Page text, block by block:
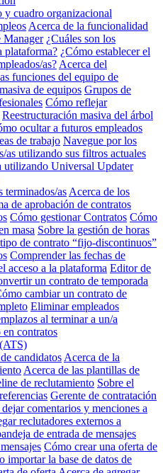
y cuadro organizacional
Acerca de la funcionalidad
Manager ¿Cuáles son los
plataforma? ¿Cómo establecer el
as? Acerca del
funciones del equipo de
de equipos Grupos de
Cómo reflejar
Reestructuración masiva del árbol
ocultar a futuros empleados
de trabajo Navegue por los
as utilizando sus filtros actuales
utilizando Universal Updater
terminados/as Acerca de los
de aprobación de contratos
Cómo gestionar Contratos Cómo
masa Sobre la gestión de horas
de contrato “fijo-discontinuos”
Comprender las fechas de
acceso a la plataforma Editor de
un contrato de temporada
cambiar un contrato de
Eliminar empleados
al terminar a un/a
contratos
candidatos Acerca de la
Acerca de las plantillas de
de reclutamiento Sobre el
Gerente de contratación
comentarios y menciones a
reclutadores externos a
de entrada de mensajes
Cómo crear una oferta de
importar la base de datos de